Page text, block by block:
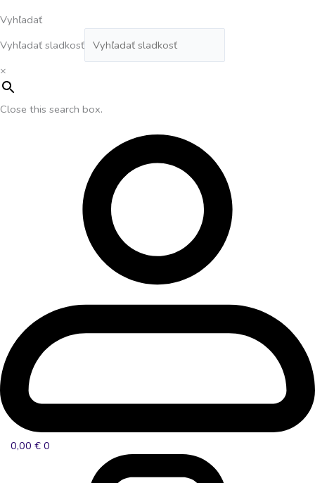
Vyhľadať
Vyhľadať sladkosť
×
Close this search box.
0,00 € 0